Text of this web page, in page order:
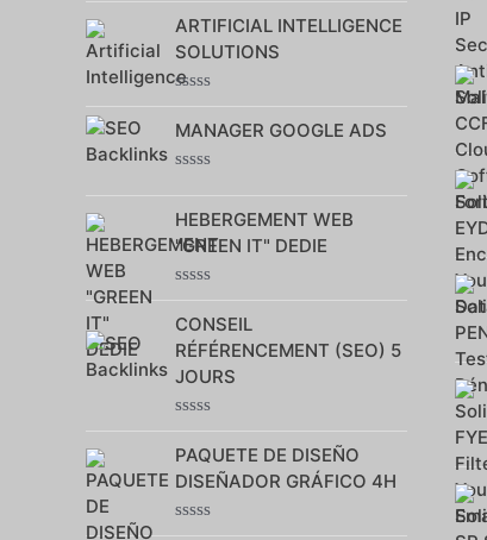
sur
5
ARTIFICIAL INTELLIGENCE
SOLUTIONS
0
sur
5
MANAGER GOOGLE ADS
sur
5
HEBERGEMENT WEB
"GREEN IT" DEDIE
0
sur
5
CONSEIL
RÉFÉRENCEMENT (SEO) 5
JOURS
0
sur
5
PAQUETE DE DISEÑO
DISEÑADOR GRÁFICO 4H